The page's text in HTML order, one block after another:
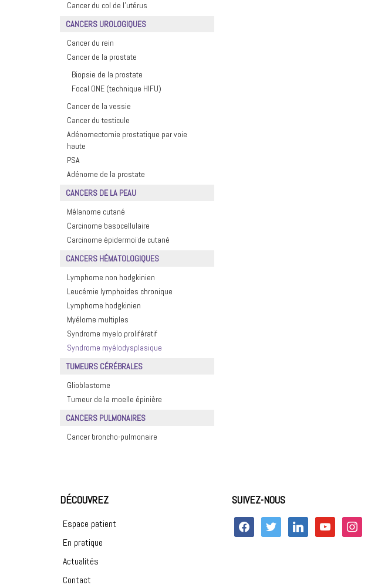
Cancer du col de l’utérus
CANCERS UROLOGIQUES
Cancer du rein
Cancer de la prostate
Biopsie de la prostate
Focal ONE (technique HIFU)
Cancer de la vessie
Cancer du testicule
Adénomectomie prostatique par voie
haute
PSA
Adénome de la prostate
CANCERS DE LA PEAU
Mélanome cutané
Carcinome basocellulaire
Carcinome épidermoïde cutané
CANCERS HÉMATOLOGIQUES
Lymphome non hodgkinien
Leucémie lymphoides chronique
Lymphome hodgkinien
Myélome multiples
Syndrome myelo prolifératif
Syndrome myélodysplasique
TUMEURS CÉRÉBRALES
Glioblastome
Tumeur de la moelle épinière
CANCERS PULMONAIRES
Cancer broncho-pulmonaire
DÉCOUVREZ
Espace patient
En pratique
Actualités
Contact
SUIVEZ-NOUS
facebook twitter linkedin youtube